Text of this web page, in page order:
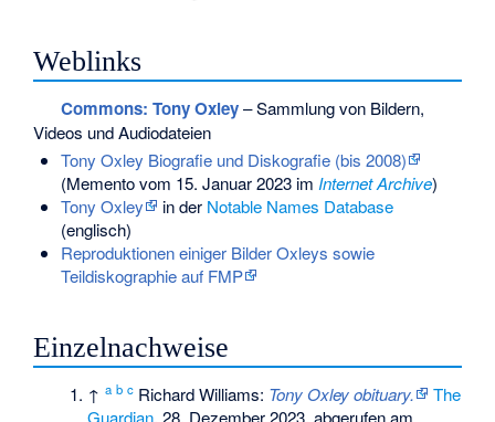
Weblinks
Commons: Tony Oxley– Sammlung von Bildern,
Videos und Audiodateien
Tony Oxley Biografie und Diskografie (bis 2008)
(Mementovom 15. Januar 2023 im Internet Archive)
Tony Oxley
in der Notable Names Database
(englisch)
Reproduktionen einiger Bilder Oxleys sowie
Teildiskographie auf FMP
Einzelnachweise
↑a b c Richard Williams: Tony Oxley obituary.
The
Guardian, 28. Dezember 2023, abgerufen am